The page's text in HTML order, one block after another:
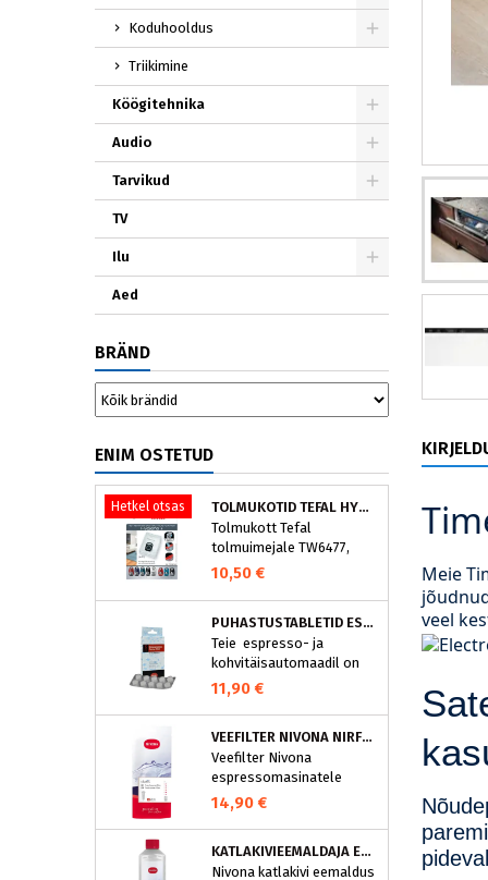
Koduhooldus
Triikimine
Köögitehnika
Audio
Tarvikud
TV
Ilu
Aed
BRÄND
ENIM OSTETUD
Hetkel otsas
TOLMUKOTID TEFAL HYGIENE+ ZR200540 (4 TK)
Tolmukott Tefal
tolmuimejale TW6477,
TW6886..
10,50 €
PUHASTUSTABLETID ESPRESSOMASINALE, NIVONA 390701200
Teie espresso- ja
kohvitäisautomaadil on
integreeritud
puhastusprogramm.
NIVONA puhastustabletid
on loodud spetsiaalselt
selle programmi jaoks ja
eraldavad mustuse nagu
nt kohvirasva
aparaati ja tagab täiusliku
11,90 €
VEEFILTER NIVONA NIRF701
Veefilter Nivona
espressomasinatele
14,90 €
KATLAKIVIEEMALDAJA ESPRESSOMASINATELE, NIVONA (500 ML)
Nivona katlakivi eemaldus
Meie
veel